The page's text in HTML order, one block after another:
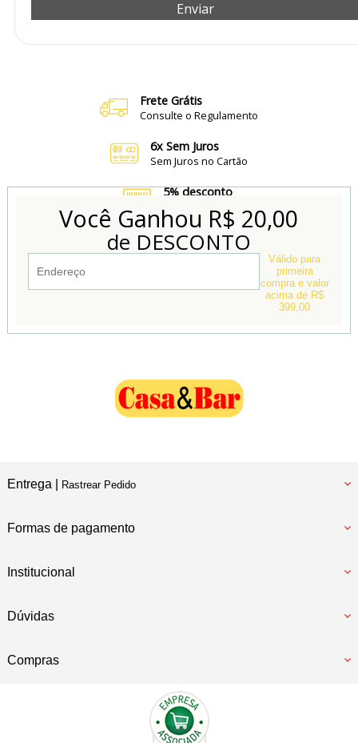
Enviar
Frete Grátis
Consulte o Regulamento
6x Sem Juros
Sem Juros no Cartão
5% desconto
no Boleto e Pix
Conheça também
Nossa Loja Física
Você Ganhou R$ 20,00
de DESCONTO
Válido para
primeira
compra e valor
acima de R$
399,00
Entrega | Rastrear Pedido
Formas de pagamento
Institucional
Dúvidas
Compras